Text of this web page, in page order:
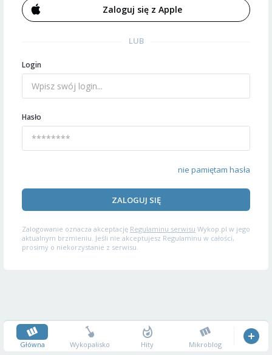
Zaloguj się z Apple
LUB
Login
Hasło
nie pamiętam hasła
ZALOGUJ SIĘ
Zalogowanie oznacza akceptację Regulaminu serwisu Wykop.pl w jego
aktualnym brzmieniu. Jeśli nie akceptujesz Regulaminu w całości,
prosimy o niekorzystanie z serwisu.
Główna Wykopalisko Hity Mikroblog